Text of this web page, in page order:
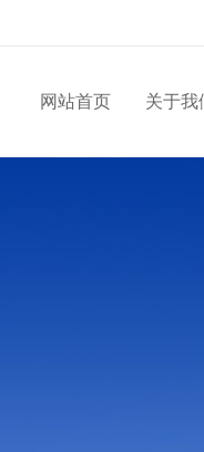
网站首页 关于我